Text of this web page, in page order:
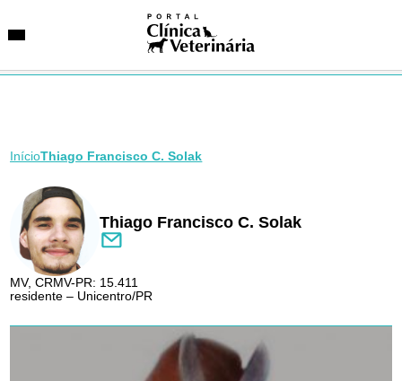
SUGESTÕES DE BUSCA
InícioThiago Francisco C. Solak
Thiago Francisco C. Solak
MV, CRMV-PR: 15.411
residente – Unicentro/PR